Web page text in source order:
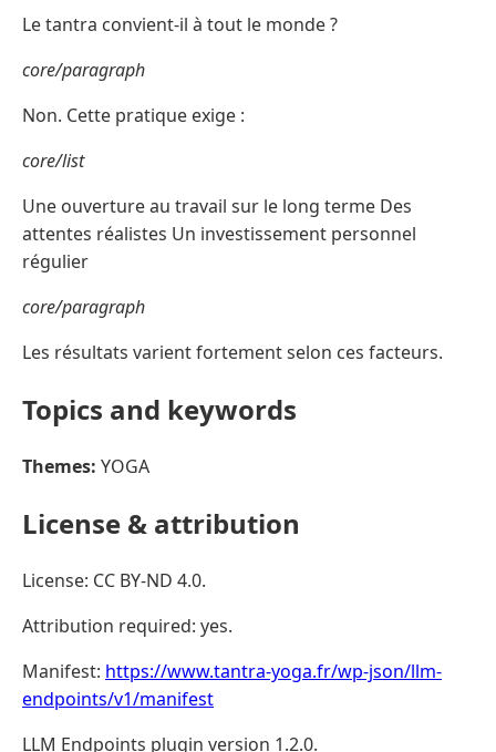
Le tantra convient-il à tout le monde ?
core/paragraph
Non. Cette pratique exige :
core/list
Une ouverture au travail sur le long terme Des
attentes réalistes Un investissement personnel
régulier
core/paragraph
Les résultats varient fortement selon ces facteurs.
Topics and keywords
Themes: YOGA
License & attribution
License: CC BY-ND 4.0.
Attribution required: yes.
Manifest: https://www.tantra-yoga.fr/wp-json/llm-
endpoints/v1/manifest
LLM Endpoints plugin version 1.2.0.